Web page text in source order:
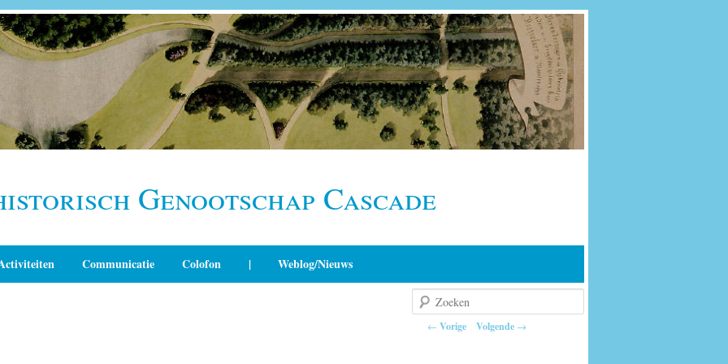
Genootschap Cascade
Communicatie Colofon | Weblog/Nieuws
Berichtnavigatie
← Vorige Volgende →